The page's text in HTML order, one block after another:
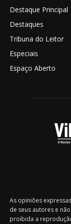
Destaque Principal
Destaques
Tribuna do Leitor
Especiais
Espaço Aberto
As opiniões
de seus autores e
proibida a